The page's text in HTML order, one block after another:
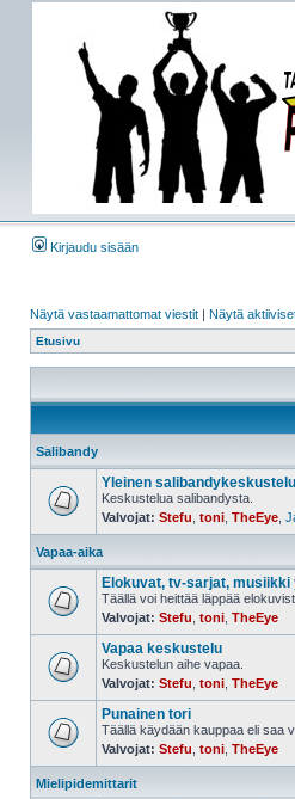
Kirjaudu sisään
Näytä vastaamattomat viestit | Näytä
Etusivu
Salibandy
Yleinen salibandykeskustelu
Keskustelua salibandysta.
Valvojat: Stefu toni TheEye
Vapaa-aika
Elokuvat, tv-sarjat, musiikki
Täällä voi heittää läppää
Valvojat: Stefu toni TheEye
Vapaa keskustelu
Keskustelun aihe vapaa.
Valvojat: Stefu toni TheEye
Punainen tori
Täällä käydään kauppaa eli saa
Valvojat: Stefu toni TheEye
Mielipidemittarit